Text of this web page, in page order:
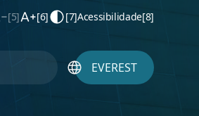
[5] [6] [7]Acessibilidade[8]
EVEREST